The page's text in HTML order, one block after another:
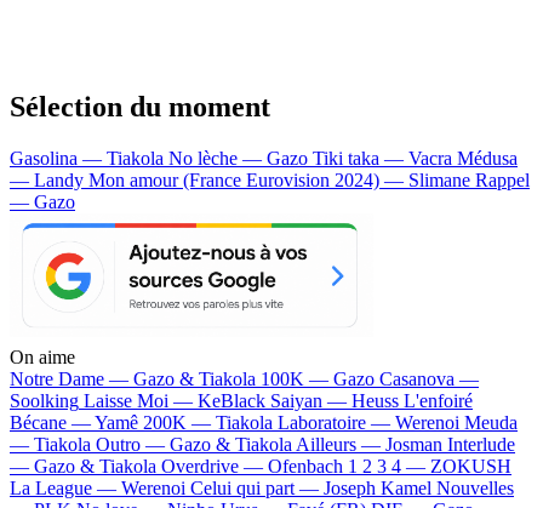
Sélection du moment
Gasolina — Tiakola No lèche — Gazo Tiki taka — Vacra Médusa
— Landy Mon amour (France Eurovision 2024) — Slimane Rappel
— Gazo
On aime
Notre Dame — Gazo & Tiakola 100K — Gazo Casanova —
Soolking Laisse Moi — KeBlack Saiyan — Heuss L'enfoiré
Bécane —Yamê 200K — Tiakola Laboratoire — Werenoi Meuda
— Tiakola Outro — Gazo & Tiakola Ailleurs — Josman Interlude
— Gazo & Tiakola Overdrive — Ofenbach 1 2 3 4 — ZOKUSH
La League — Werenoi Celui qui part — Joseph Kamel Nouvelles